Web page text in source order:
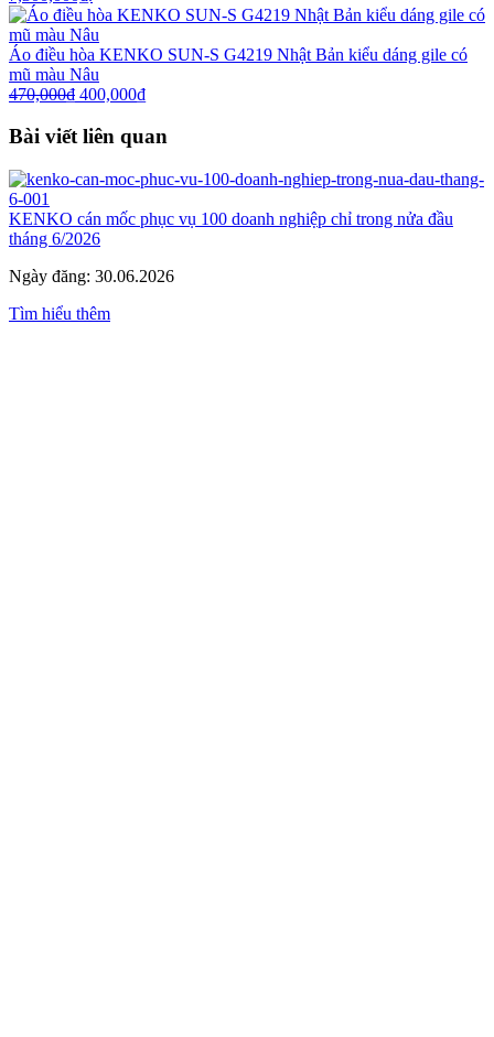
Áo điều hòa KENKO SUN-S G4219 Nhật Bản kiểu dáng gile có
mũ màu Nâu
470,000₫ 400,000₫
Bài viết liên quan
KENKO cán mốc phục vụ 100 doanh nghiệp chỉ trong nửa đầu
tháng 6/2026
Ngày đăng: 30.06.2026
Tìm hiểu thêm